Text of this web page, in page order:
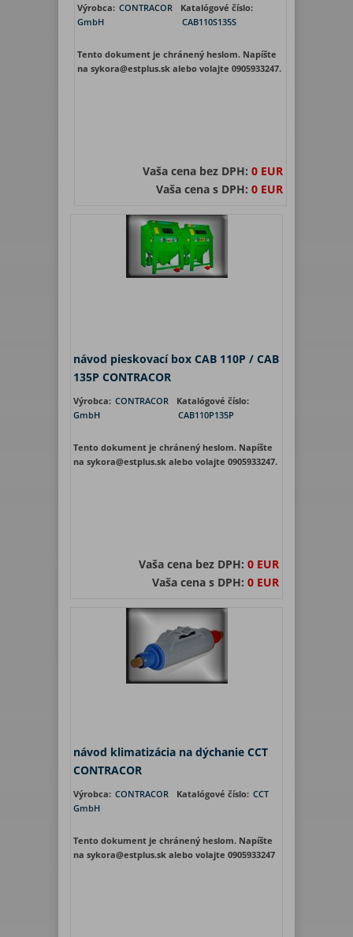
Výrobca: CONTRACOR
GmbH
Katalógové číslo:
CAB110S135S
Tento dokument je chránený heslom. Napíšte
na sykora@estplus.sk alebo volajte 0905933247.
Vaša cena bez DPH:0 EUR
Vaša cena s DPH:0 EUR
návod pieskovací box CAB 110P / CAB
135P CONTRACOR
Výrobca: CONTRACOR
GmbH
Katalógové číslo:
CAB110P135P
Tento dokument je chránený heslom. Napíšte
na sykora@estplus.sk alebo volajte 0905933247.
Vaša cena bez DPH: 0 EUR
Vaša cena s DPH: 0 EUR
návod klimatizácia na dýchanie CCT
CONTRACOR
Výrobca: CONTRACOR
GmbH
Katalógové číslo: CCT
Tento dokument je chránený heslom. Napíšte
na sykora@estplus.sk alebo volajte 0905933247